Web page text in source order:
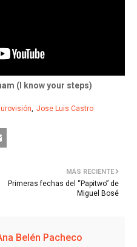
(I know your steps)
Jose Luis Castro
MÁS RECIENTE
Primeras fechas del “Papitwo” de
Miguel Bosé
Belén Pacheco